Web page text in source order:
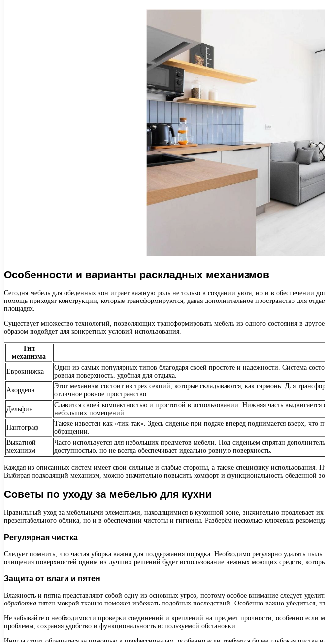
Особенности и варианты раскладных механизмов
Сегодня мебель для обеденных зон играет важную роль не только в создании уюта, но и в обеспечении
помощь приходят конструкции, которые трансформируются, давая дополнительное пространство для
площадях.
Существует множество технологий, позволяющих трансформировать мебель из одного состояния в
образом подойдет для конкретных условий использования.
Тип
механизма
Еврокнижка
Один из самых популярных типов благодаря своей простоте и надежности. Система
ровная поверхность, удобная для отдыха.
Акордеон
Этот механизм состоит из трех секций, которые складываются, как гармонь. Для
отличное ровное пространство.
Дельфин
Славится своей компактностью и простотой в использовании. Нижняя часть
небольших помещений.
Пантограф
Также известен как «тик-так». Здесь сиденье при подаче вперед поднимается вверх,
обращении.
Выкатной
механизм
Часто используется для небольших предметов мебели. Под сиденьем спрятан
доступностью, но не всегда обеспечивает идеально ровную поверхность.
Каждая из описанных систем имеет свои сильные и слабые стороны, а также специфику
Выбирая подходящий механизм, можно значительно повысить комфорт и функциональность обеденной
Советы по уходу за мебелью для кухни
Правильный уход за мебельными элементами, находящимися в кухонной зоне, значительно продлевает
презентабельного облика, но и в обеспечении чистоты и гигиены. Разберём несколько ключевых
Регулярная чистка
Следует помнить, что частая уборка важна для поддержания порядка. Необходимо регулярно удалять
очищения поверхностей одним из лучших решений будет использование нежных моющих средств,
Защита от влаги и пятен
Влажность и пятна представляют собой одну из основных угроз, поэтому особое внимание следует
обработка пятен мокрой тканью поможет избежать подобных последствий. Особенно важно убедиться,
Не забывайте о необходимости проверки соединений и креплений на предмет прочности, особенно если
проблемы, сохраняя удобство и функциональность используемой обстановки.